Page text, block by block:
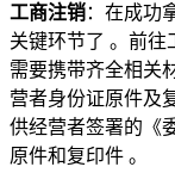
工商注销：在成功
关键环节了 。前往
需要携带齐全相关
营者身份证原件及
供经营者签署的《
原件和复印件 。